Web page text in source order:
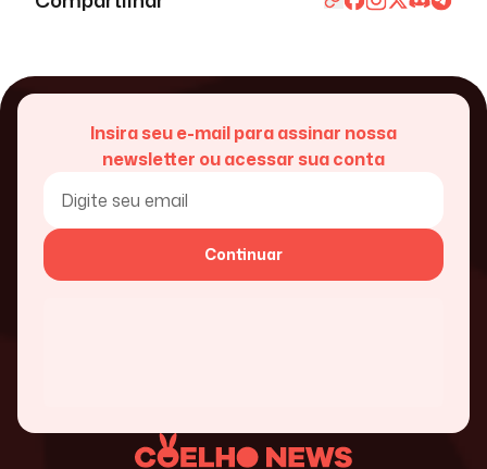
Insira seu e-mail para assinar nossa
newsletter ou acessar sua conta
Continuar